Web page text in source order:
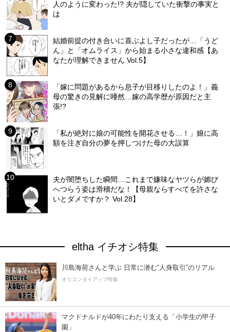
人のように変わった!? 夫が隠していた衝撃の事実と
は
結婚前提の付き合いに喜ぶよし子だったが…「うど
ん」と「オムライス」から始まる小さな違和感【あ
なたが理解できません Vol.5】
「嫁に問題があるから息子が目移りしたのよ！」義
母の驚きの見解に唖然…嫁の高学歴が原因だと主
張!?
「私が絶対に娘の可能性を開花させる…！」娘に高
額を注ぎ自分の夢を押しつけた母の大誤算
夫が闇堕ちした瞬間…これまで嫌味なヤツらが媚び
へつらう姿は滑稽だな！【母親ならすべてを許さな
いとダメですか？ Vol.28】
eltha イチオシ特集
川島海荷さんと学ぶ 日常に潜む“人身取引”のリアル
オリコンタイアップ特集
マクドナルドが40年にわたり支える「小学生の甲子
園」